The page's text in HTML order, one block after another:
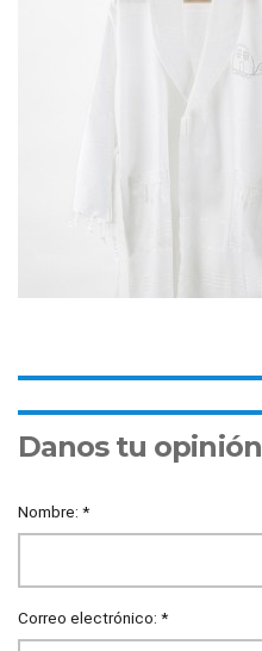
Danos tu opinión
Nombre: *
Correo electrónico: *